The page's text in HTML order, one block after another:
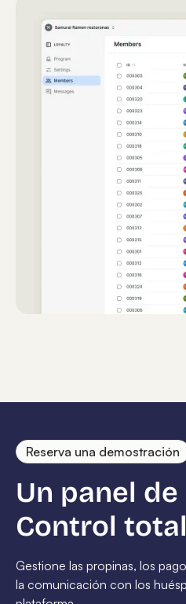
Reserva una demostración
Un panel
Control
Gestione las propinas, los
la comunicación con los